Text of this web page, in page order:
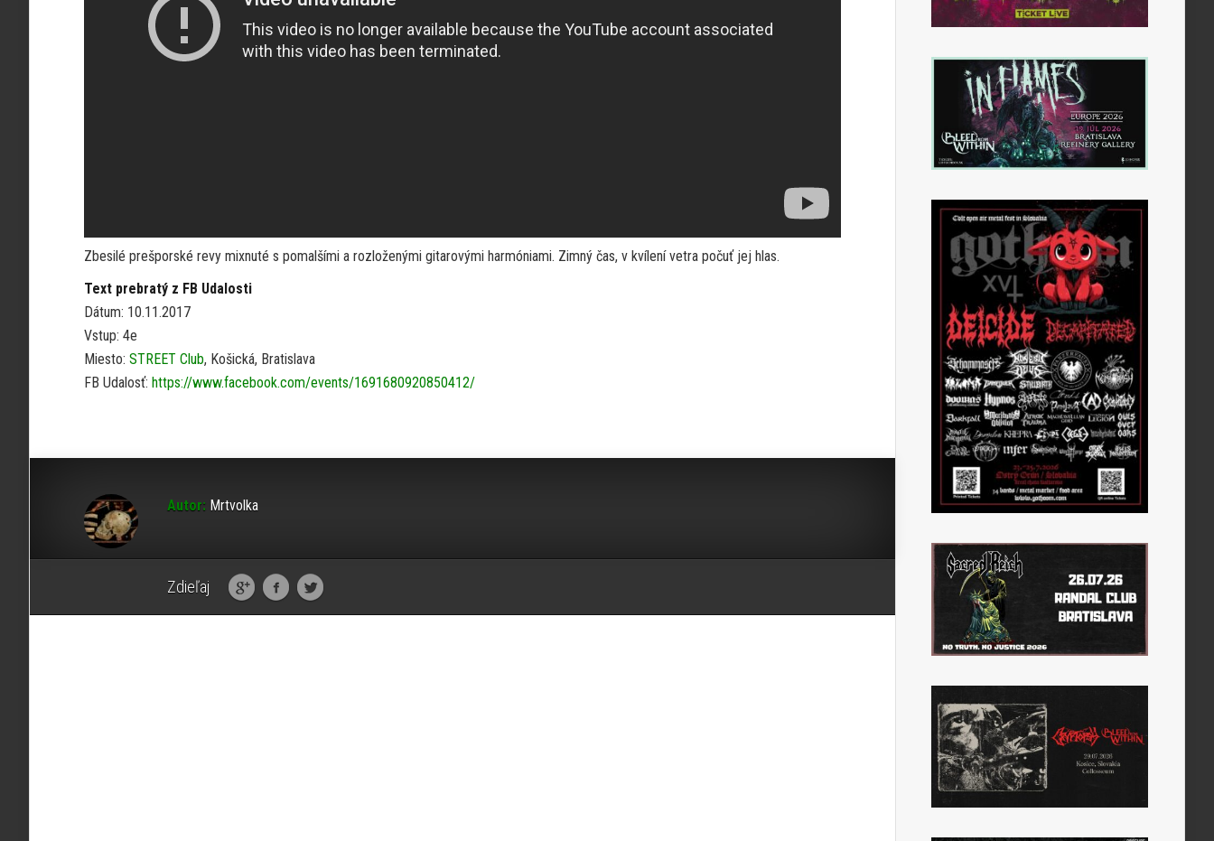
Zbesilé prešporské revy mixnuté s pomalšími a rozloženými gitarovými harmóniami. Zimný čas, v kvílení vetra počuť jej hlas.
Text prebratý z FB Udalosti
Dátum: 10.11.2017
Vstup: 4e
Miesto: STREET Club, Košická, Bratislava
FB Udalosť: https://www.facebook.com/events/1691680920850412/
Autor: Mrtvolka
Zdieľaj